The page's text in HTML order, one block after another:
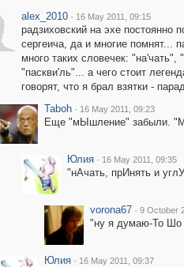
alex_2010 · 16 May 2011, 09:15
радзиховский на эхе постоянно
сергеича, да и многие помнят...
много таких словечек:
"паскви'ль"... а чего стоит
говорят, что я брал взятки -
Taboh · 16 May 2011, 09:23
Еще "мЫшление" забыли.
Юлия · 16 May 2011, 09:35
"нАчать, прИнять и
vorona67 · 9 October
"ну я думаю-То Шо
Юлия · 16 May 2011, 09:37